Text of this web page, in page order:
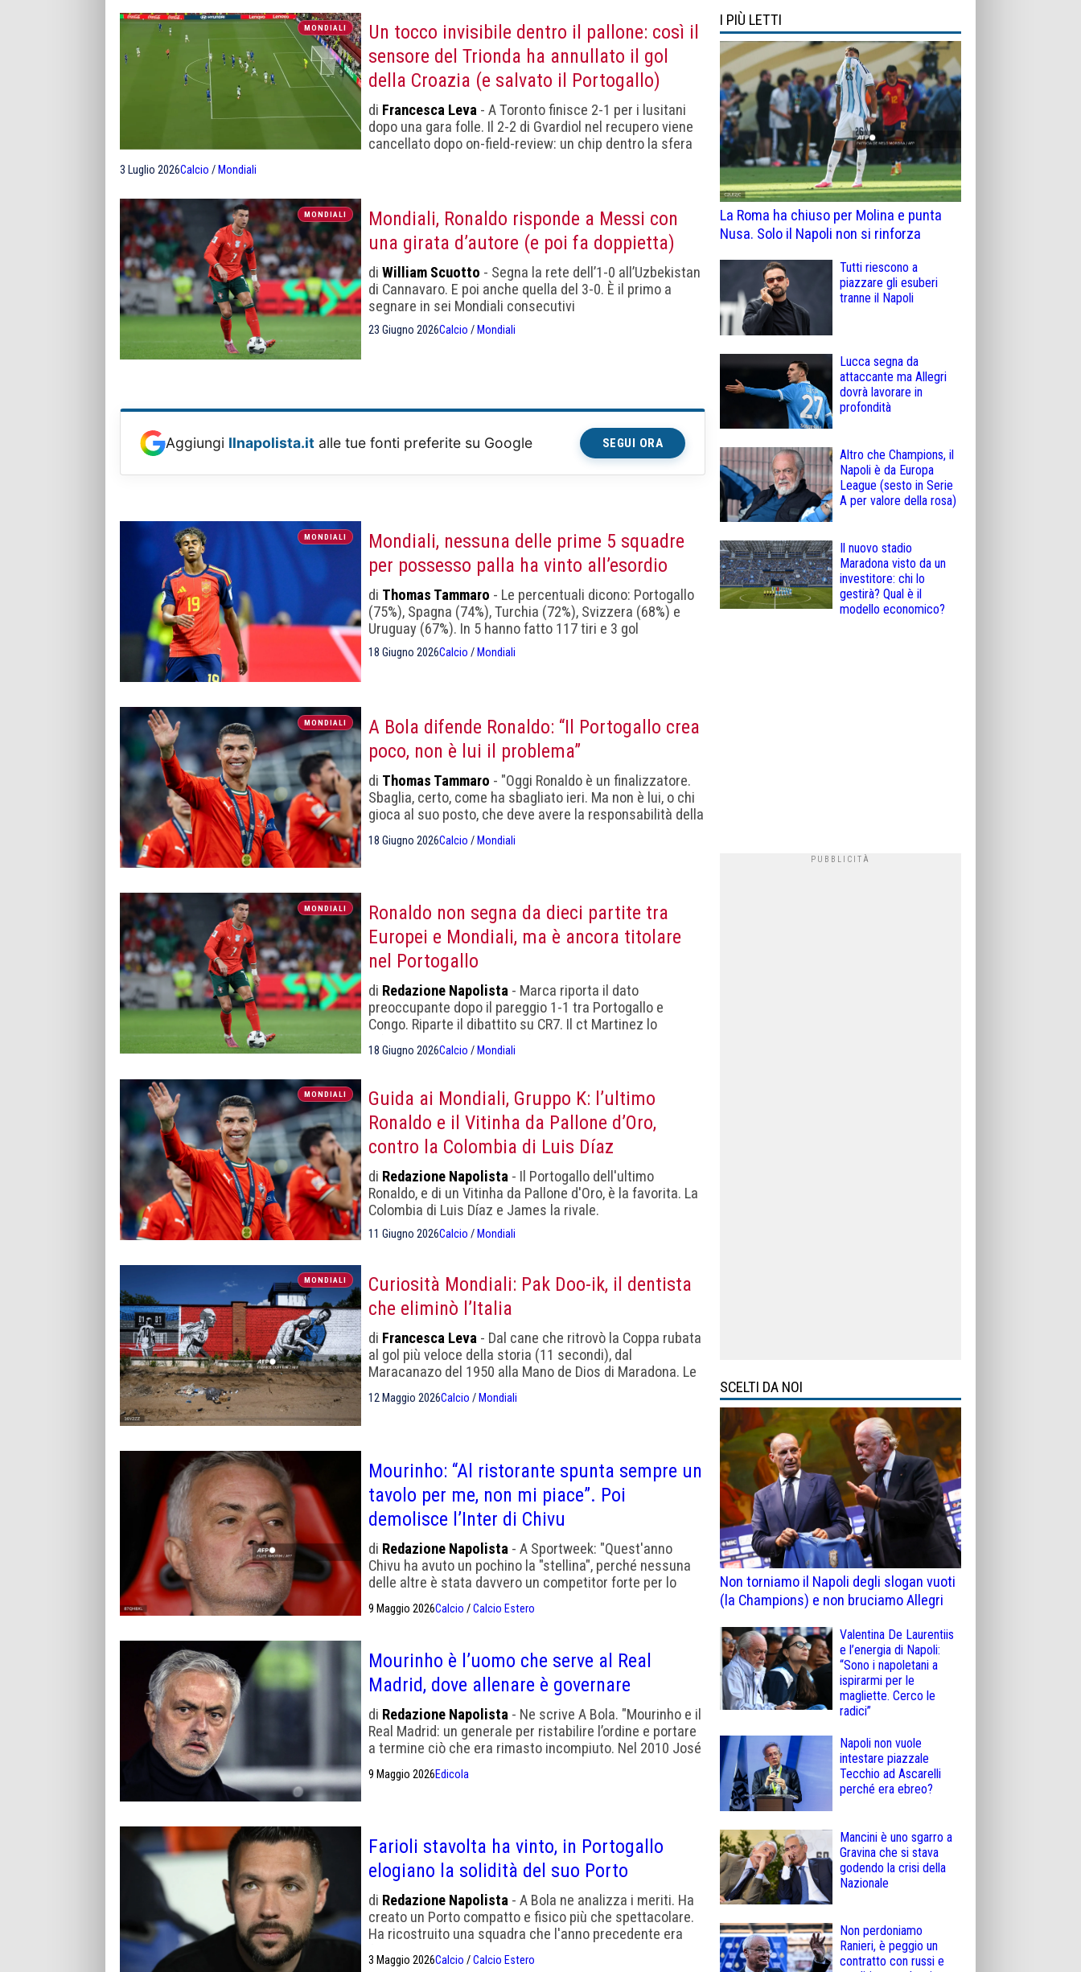
MONDIALI
Un tocco invisibile dentro il pallone: così il
sensore del Trionda ha annullato il gol
della Croazia (e salvato il Portogallo)
di Francesca Leva - A Toronto finisce 2-1 per i lusitani
dopo una gara folle. Il 2-2 di Gvardiol nel recupero viene
cancellato dopo on-field-review: un chip dentro la sfera
3 Luglio 2026Calcio / Mondiali
MONDIALI
Mondiali, Ronaldo risponde a Messi con
una girata d’autore (e poi fa doppietta)
di William Scuotto - Segna la rete dell’1-0 all’Uzbekistan
di Cannavaro. E poi anche quella del 3-0. È il primo a
segnare in sei Mondiali consecutivi
23 Giugno 2026Calcio / Mondiali
Aggiungi Ilnapolista.it alle tue fonti preferite su Google SEGUI ORA
MONDIALI
Mondiali, nessuna delle prime 5 squadre
per possesso palla ha vinto all’esordio
di Thomas Tammaro - Le percentuali dicono: Portogallo
(75%), Spagna (74%), Turchia (72%), Svizzera (68%) e
Uruguay (67%). In 5 hanno fatto 117 tiri e 3 gol
18 Giugno 2026Calcio / Mondiali
MONDIALI
A Bola difende Ronaldo: “Il Portogallo crea
poco, non è lui il problema”
di Thomas Tammaro - "Oggi Ronaldo è un finalizzatore.
Sbaglia, certo, come ha sbagliato ieri. Ma non è lui, o chi
gioca al suo posto, che deve avere la responsabilità della
18 Giugno 2026Calcio / Mondiali
MONDIALI
Ronaldo non segna da dieci partite tra
Europei e Mondiali, ma è ancora titolare
nel Portogallo
di Redazione Napolista - Marca riporta il dato
preoccupante dopo il pareggio 1-1 tra Portogallo e
Congo. Riparte il dibattito su CR7. Il ct Martinez lo
Cristiano sia in campo".
18 Giugno 2026Calcio / Mondiali
MONDIALI
Guida ai Mondiali, Gruppo K: l’ultimo
Ronaldo e il Vitinha da Pallone d’Oro,
contro la Colombia di Luis Díaz
di Redazione Napolista - Il Portogallo dell'ultimo
Ronaldo, e di un Vitinha da Pallone d'Oro, è la favorita. La
Colombia di Luis Díaz e James la rivale.
11 Giugno 2026Calcio /Mondiali
MONDIALI
Curiosità Mondiali: Pak Doo-ik, il dentista
che eliminò l’Italia
di Francesca Leva - Dal cane che ritrovò la Coppa rubata
al gol più veloce della storia (11 secondi), dal
Maracanazo del 1950 alla Mano de Dios di Maradona. Le
20 curiosità più incredibili nella storia della Coppa del
Mondo, alla vigilia del torneo 2026 in USA, Canada e
12 Maggio 2026Calcio / Mondiali
Mourinho: “Al ristorante spunta sempre un
tavolo per me, non mi piace”. Poi
demolisce l’Inter di Chivu
di Redazione Napolista - A Sportweek: "Quest'anno
Chivu ha avuto un pochino la "stellina", perché nessuna
delle altre è stata davvero un competitor forte per lo
9 Maggio 2026Calcio /Calcio Estero
Mourinho è l’uomo che serve al Real
Madrid, dove allenare è governare
di Redazione Napolista - Ne scrive A Bola. "Mourinho e il
Real Madrid: un generale per ristabilire l’ordine e portare
a termine ciò che era rimasto incompiuto. Nel 2010 José
l’Inter a uno storico Triplete, coronato dall’eliminazione
9 Maggio 2026Edicola
Farioli stavolta ha vinto, in Portogallo
elogiano la solidità del suo Porto
di Redazione Napolista - A Bola ne analizza i meriti. Ha
creato un Porto compatto e fisico più che spettacolare.
Ha ricostruito una squadra che l'anno precedente era
vantaggio
3 Maggio 2026Calcio /Calcio Estero
I PIÙ LETTI
La Roma ha chiuso per Molina e punta
Nusa. Solo il Napoli non si rinforza
Tutti riescono a
piazzare gli esuberi
tranne il Napoli
Lucca segna da
attaccante ma Allegri
dovrà lavorare in
profondità
Altro che Champions, il
Napoli è da Europa
League (sesto in Serie
A per valore della rosa)
Il nuovo stadio
Maradona visto da un
investitore: chi lo
gestirà? Qual è il
modello economico?
SCELTI DA NOI
Non torniamo il Napoli degli slogan vuoti
(la Champions) e non bruciamo Allegri
Valentina De Laurentiis
e l’energia di Napoli:
“Sono i napoletani a
ispirarmi per le
magliette. Cerco le
radici”
Napoli non vuole
intestare piazzale
Tecchio ad Ascarelli
perché era ebreo?
Mancini è uno sgarro a
Gravina che si stava
godendo la crisi della
Nazionale
Non perdoniamo
Ranieri, è peggio un
contratto con russi e